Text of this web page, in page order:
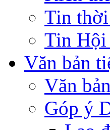
Tin
Tin Hội
Văn bản
Văn
Góp ý